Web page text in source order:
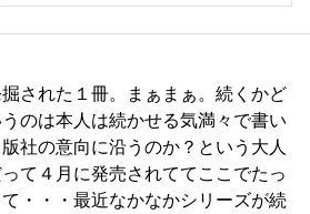
された１冊。まぁまぁ。続くかど
のは本人は続かせる気満々で書い
社の意向に沿うのか？という大人
て４月に発売されててここでたっ
・・・最近なかなかシリーズが続